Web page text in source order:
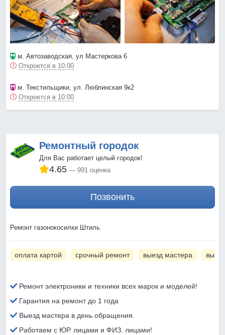
м. Автозаводская, ул Мастеркова 6
Откроется в 10:00
м. Текстильщики, ул. Люблинская 9к2
Откроется в 10:00
Ремонтный городок
Для Вас работает целый городок!
4.65 991 оценка
Позвонить
Ремонт газонокосилки Штиль
оплата картой срочный ремонт выезд мастера
Ремонт электроники и техники всех марок и моделей!
Гарантия на ремонт до 1 года
Выезд мастера в день обращения.
Работаем с ЮР. лицами и ФИЗ. лицами!